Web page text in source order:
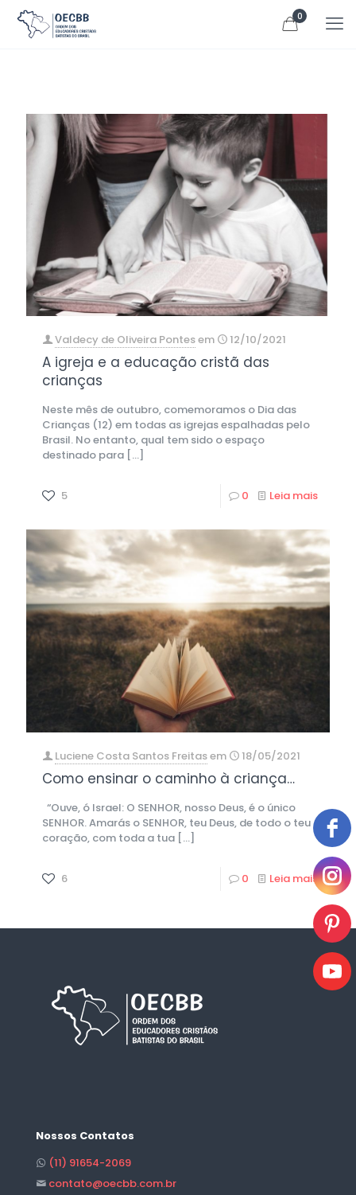
0
Valdecy de Oliveira Pontesem 12/10/2021
A igreja e a educação cristã das
crianças
Neste mês de outubro, comemoramos o Dia das
Crianças (12) em todas as igrejas espalhadas pelo
Brasil. No entanto, qual tem sido o espaço
destinado para […]
5 0 Leia mais
Luciene Costa Santos Freitasem 18/05/2021
Como ensinar o caminho à criança…
“Ouve, ó Israel: O SENHOR, nosso Deus, é o único
SENHOR. Amarás o SENHOR, teu Deus, de todo o teu
coração, com toda a tua […]
6 0 Leia mais
Nossos Contatos
(11) 91654-2069
contato@oecbb.com.br